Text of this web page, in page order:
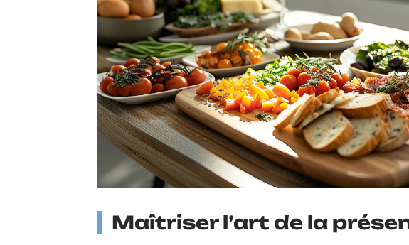
Maîtriser l’art de la